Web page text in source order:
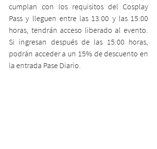
cumplan con los requisitos del Cosplay
Pass y lleguen entre las 13:00 y las 15:00
horas, tendrán acceso liberado al evento.
Si ingresan después de las 15:00 horas,
podrán acceder a un 15% de descuento en
la entrada Pase Diario.